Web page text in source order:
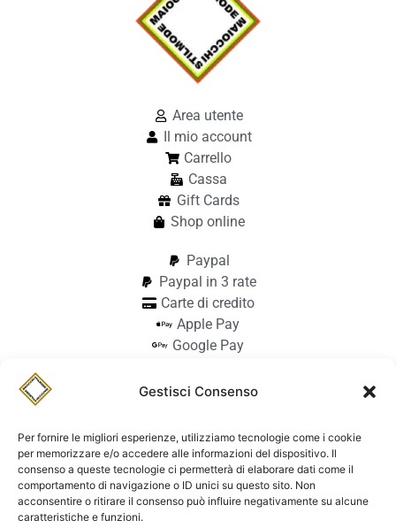
Gestisci Consenso
Per fornire le migliori esperienze, utilizziamo tecnologie come i cookie
per memorizzare e/o accedere alle informazioni del dispositivo. Il
consenso a queste tecnologie ci permetterà di elaborare dati come il
comportamento di navigazione o ID unici su questo sito. Non
acconsentire o ritirare il consenso può influire negativamente su alcune
caratteristiche e funzioni.
Area utente
Il mio account
Carrello
Cassa
Gift Cards
Shop online
Paypal
Paypal in 3 rate
Carte di credito
Apple Pay
Google Pay
Pagamento alla consegna
StilmodeMaiocchi
© Stilmode Maiocchi 2026 | P.iva
01942740182